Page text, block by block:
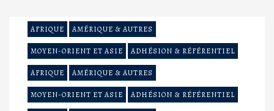
AFRIQUE AMÉRIQUE & AUTRES
MOYEN-ORIENT ET ASIE ADHÉSION & RÉFÉRENTIEL
AFRIQUE AMÉRIQUE & AUTRES
MOYEN-ORIENT ET ASIE ADHÉSION & RÉFÉRENTIEL